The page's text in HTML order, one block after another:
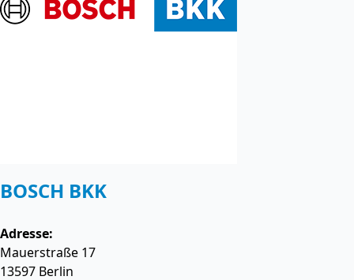
BOSCH BKK
Adresse:
Mauerstraße 17
13597 Berlin